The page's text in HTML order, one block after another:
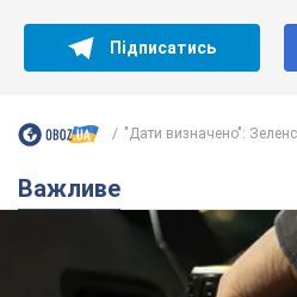
Підписатись
"Дати визначено":
Важливе